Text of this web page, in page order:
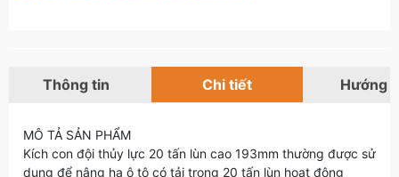
Thông tin Chi tiết Hướng
MÔ TẢ SẢN PHẨM
Kích con đội thủy lực 20 tấn lùn cao 193mm thường được sử
dụng để nâng hạ ô tô có tải trọng 20 tấn lùn hoạt động